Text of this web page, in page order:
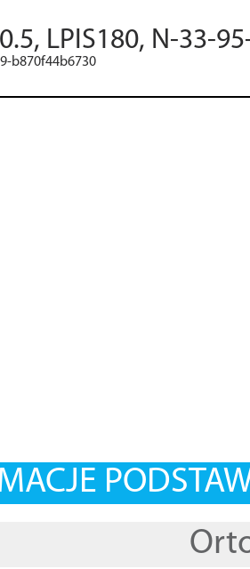
LPIS180, N-33-
b870f44b6730